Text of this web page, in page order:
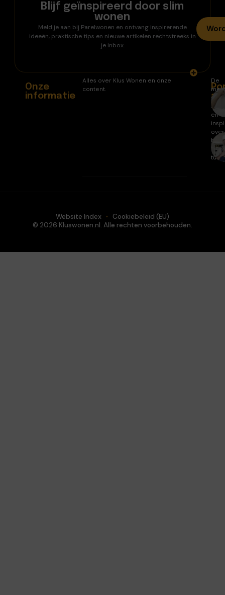
Blijf geïnspireerd door slim
wonen
Meld je aan bij Parelwonen en ontvang inspirerende
ideeën, praktische tips en nieuwe artikelen rechtstreeks in
je inbox.
Onze
informatie
Alles over Klus Wonen en onze
content.
De
en
over
huis
en
tuin.
© 2026 Kluswonen.nl. Alle rechten voorbehouden.
Website Index Cookiebeleid (EU)